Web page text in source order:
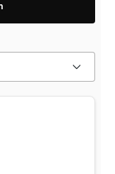
5 Sternen